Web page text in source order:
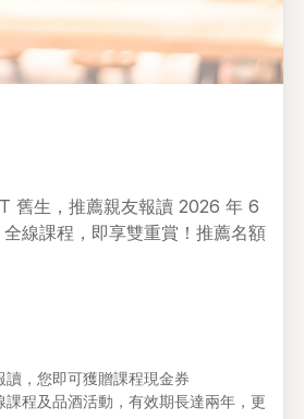
舊生，推薦親友報讀 2026 年 6
線課程，即享雙重賞！推薦名額
，您即可獲贈課程現金券
程及品酒活動，有效期長達兩年，更